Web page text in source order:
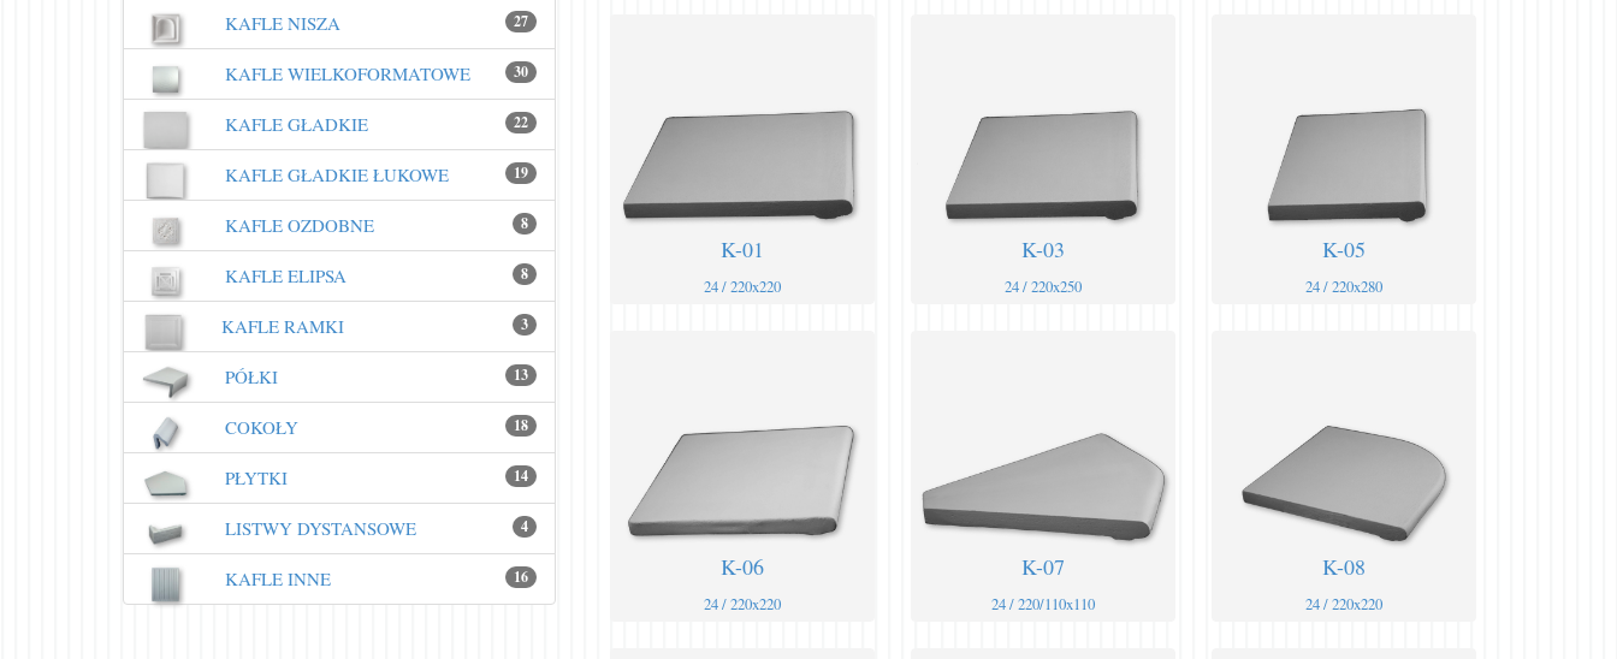
27
KAFLE NISZA
30
KAFLE WIELKOFORMATOWE
22
KAFLE GŁADKIE
19
KAFLE GŁADKIE ŁUKOWE
8
KAFLE OZDOBNE
8
KAFLE ELIPSA
3
KAFLE RAMKI
13
PÓŁKI
18
COKOŁY
14
PŁYTKI
4
LISTWY DYSTANSOWE
16
KAFLE INNE
K-01
24 / 220x220
K-03
24 / 220x250
K-05
24 / 220x280
K-06
24 / 220x220
K-07
24 / 220/110x110
K-08
24 / 220x220